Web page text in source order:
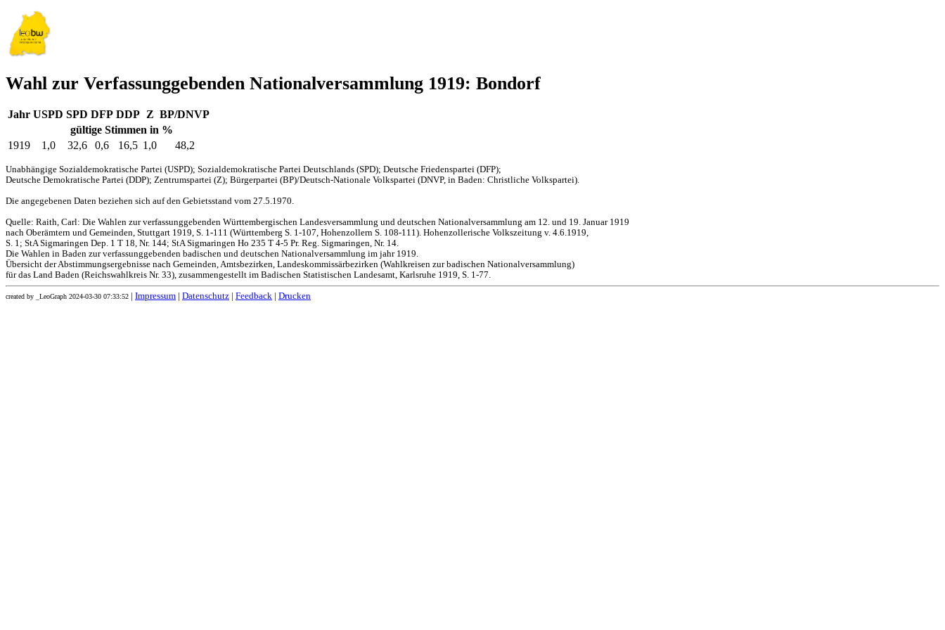
Wahl zur Verfassunggebenden Nationalversammlung 1919: Bondorf
Jahr USPD SPD DFP DDP Z BP/DNVP
gültige Stimmen in %
1919
1,0 32,6 0,6 16,5 1,0 48,2
Unabhängige Sozialdemokratische Partei (USPD); Sozialdemokratische Partei Deutschlands (SPD); Deutsche Friedenspartei (DFP);
Deutsche Demokratische Partei (DDP); Zentrumspartei (Z); Bürgerpartei (BP)/Deutsch-Nationale Volkspartei (DNVP, in Baden: Christliche Volkspartei).
Die angegebenen Daten beziehen sich auf den Gebietsstand vom 27.5.1970.
Quelle: Raith, Carl: Die Wahlen zur verfassunggebenden Württembergischen Landesversammlung und deutschen Nationalversammlung am 12. und 19. Januar 1919
nach Oberämtern und Gemeinden, Stuttgart 1919, S. 1-111 (Württemberg S. 1-107, Hohenzollern S. 108-111). Hohenzollerische Volkszeitung v. 4.6.1919,
S. 1; StA Sigmaringen Dep. 1 T 18, Nr. 144; StA Sigmaringen Ho 235 T 4-5 Pr. Reg. Sigmaringen, Nr. 14.
Die Wahlen in Baden zur verfassunggebenden badischen und deutschen Nationalversammlung im jahr 1919.
Übersicht der Abstimmungsergebnisse nach Gemeinden, Amtsbezirken, Landeskommissärbezirken (Wahlkreisen zur badischen Nationalversammlung)
für das Land Baden (Reichswahlkreis Nr. 33), zusammengestellt im Badischen Statistischen Landesamt, Karlsruhe 1919, S. 1-77.
created by _LeoGraph 2024-03-30 07:33:52 Impressum Datenschutz Feedback Drucken